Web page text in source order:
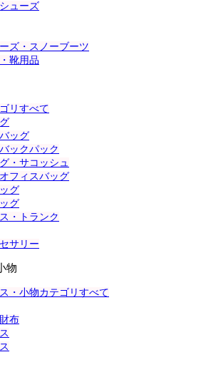
ューズ
ズ・スノーブーツ
靴用品
リすべて
ッグ
ックパック
・サコッシュ
フィスバッグ
グ
グ
・トランク
サリー
物
・小物カテゴリすべて
布